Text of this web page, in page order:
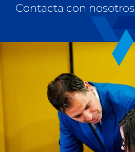
Contacta con nosotros